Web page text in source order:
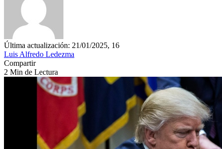
Última actualización: 21/01/2025, 16
Luis Alfredo Ledezma
Compartir
2 Min de Lectura